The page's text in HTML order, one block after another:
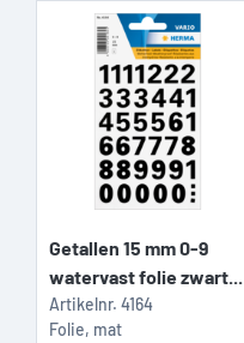
Getallen 15 mm 0-9
watervast folie zwart...
Artikelnr. 4164
Folie, mat